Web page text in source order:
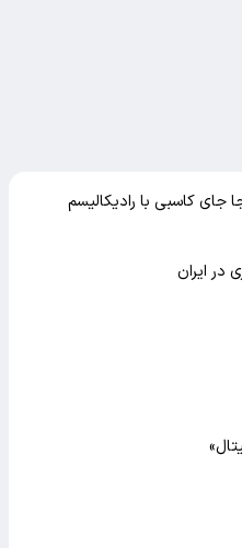
جای کاسبی با رادیکالیسم
در ایران